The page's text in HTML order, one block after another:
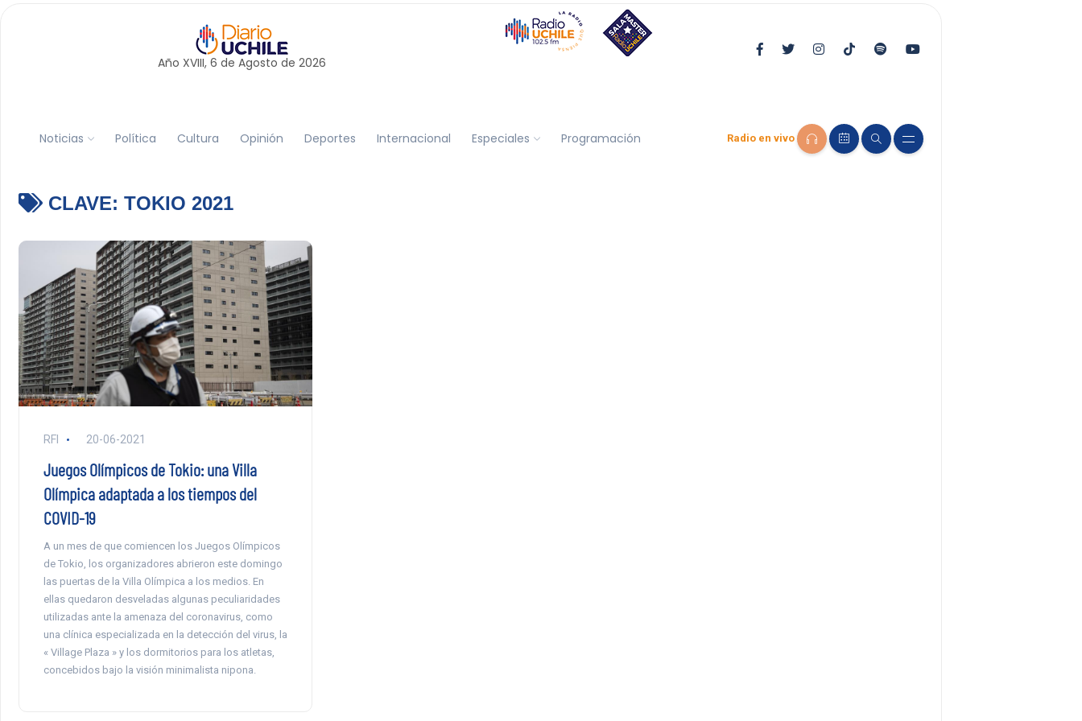
Año XVIII, 6 de Agosto de 2026
Noticias Política Cultura Opinión Deportes Internacional Especiales Programación Radio en vivo
CLAVE: TOKIO 2021
RFI 20-06-2021
Juegos Olímpicos de Tokio: una Villa
Olímpica adaptada a los tiempos del
COVID-19
A un mes de que comiencen los Juegos Olímpicos
de Tokio, los organizadores abrieron este domingo
las puertas de la Villa Olímpica a los medios. En
ellas quedaron desveladas algunas peculiaridades
utilizadas ante la amenaza del coronavirus, como
una clínica especializada en la detección del virus, la
« Village Plaza » y los dormitorios para los atletas,
concebidos bajo la visión minimalista nipona.